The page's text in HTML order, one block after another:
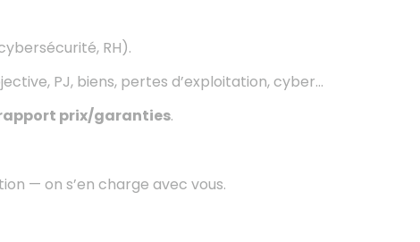
RH).
PJ, biens, pertes d’exploitation, cyber…
prix/garanties.
— on s’en charge avec vous.